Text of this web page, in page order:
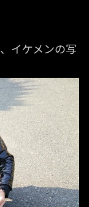
イケメンの写